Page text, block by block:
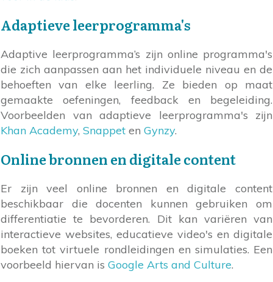
Adaptieve leerprogramma's
Adaptive leerprogramma’s zijn online programma's
die zich aanpassen aan het individuele niveau en de
behoeften van elke leerling. Ze bieden op maat
gemaakte oefeningen, feedback en begeleiding.
Voorbeelden van adaptieve leerprogramma's zijn
Khan Academy, Snappet en Gynzy.
Online bronnen en digitale content
Er zijn veel online bronnen en digitale content
beschikbaar die docenten kunnen gebruiken om
differentiatie te bevorderen. Dit kan variëren van
interactieve websites, educatieve video's en digitale
boeken tot virtuele rondleidingen en simulaties. Een
voorbeeld hiervan is Google Arts and Culture.